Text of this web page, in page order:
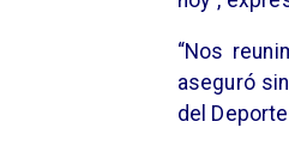
“Nos
aseguró
del